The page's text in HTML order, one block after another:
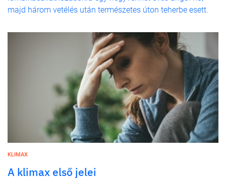
majd három vetélés után természetes úton teherbe esett.
KLIMAX
A klimax első jelei